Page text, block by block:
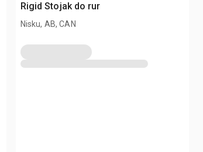
Rigid Stojak do rur
Nisku, AB, CAN